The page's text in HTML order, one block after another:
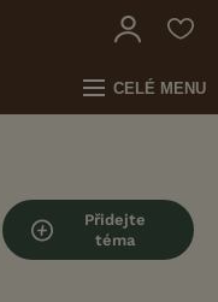
CELÉ MENU
Přidejte
téma